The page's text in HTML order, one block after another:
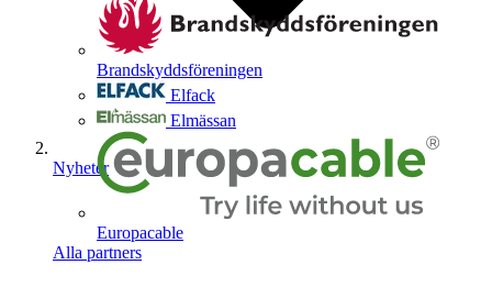
Brandskyddsföreningen
Elfack
Elmässan
Europacable
Alla partners
Nyheter